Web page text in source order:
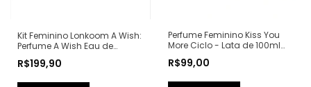
Kit Feminino Lonkoom A Wish:
Perfume A Wish Eau de
Hidratante Corporal
R$199,90
Perfume Feminino Kiss You
More Ciclo - Lata de 100ml
(Ref. Olfativa: Libre Yves Saint
Laurent)
R$99,00